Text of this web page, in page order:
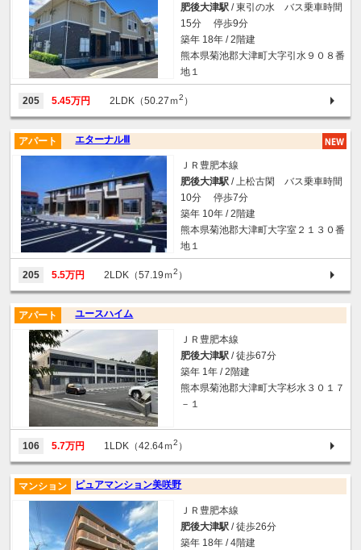
肥後大津駅 / 東引の水 バス乗車時間
15分 停歩9分
築年 18年 / 2階建
熊本県菊池郡大津町大字引水９０８番
地１
205 5.45万円 2LDK（50.27ｍ2 ）
エターナルⅢ
アパート
ＪＲ豊肥本線
肥後大津駅 / 上松古閑 バス乗車時間
10分 停歩7分
築年 10年 / 2階建
熊本県菊池郡大津町大字室２１３０番
地１
205 5.5万円 2LDK（57.19ｍ2 ）
ユースハイム
アパート
ＪＲ豊肥本線
肥後大津駅 / 徒歩67分
築年 1年 / 2階建
熊本県菊池郡大津町大字杉水３０１７
－１
106 5.7万円 1LDK（42.64ｍ2 ）
ピュアマンション美咲野
マンション
ＪＲ豊肥本線
肥後大津駅 / 徒歩26分
築年 18年 / 4階建